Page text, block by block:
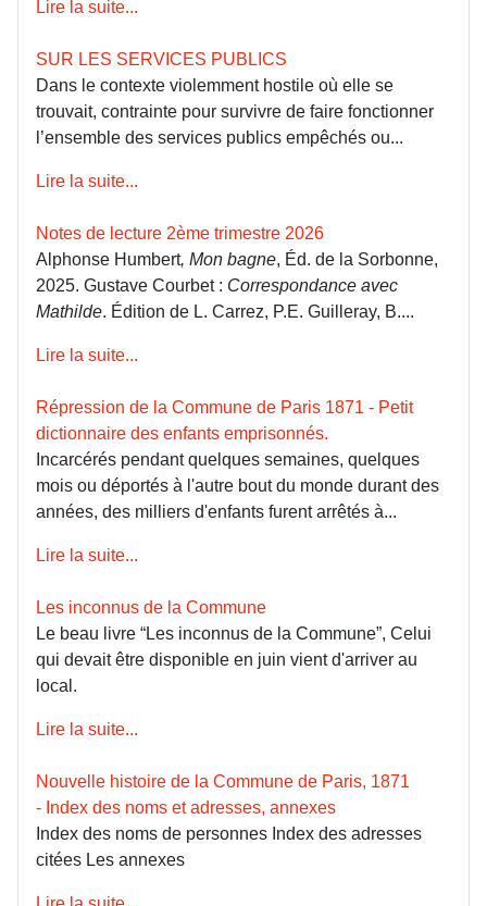
Lire la suite...
SUR LES SERVICES PUBLICS
Dans le contexte violemment hostile où elle se
trouvait, contrainte pour survivre de faire fonctionner
l’ensemble des services publics empêchés ou...
Lire la suite...
Notes de lecture 2ème trimestre 2026
Alphonse Humbert, Mon bagne, Éd. de la Sorbonne,
2025. Gustave Courbet : Correspondance avec
Mathilde. Édition de L. Carrez, P.E. Guilleray, B....
Lire la suite...
Répression de la Commune de Paris 1871 - Petit
dictionnaire des enfants emprisonnés.
Incarcérés pendant quelques semaines, quelques
mois ou déportés à l'autre bout du monde durant des
années, des milliers d'enfants furent arrêtés à...
Lire la suite...
Les inconnus de la Commune
Le beau livre “Les inconnus de la Commune”, Celui
qui devait être disponible en juin vient d'arriver au
local.
Lire la suite...
Nouvelle histoire de la Commune de Paris, 1871
- Index des noms et adresses, annexes
Index des noms de personnes Index des adresses
citées Les annexes